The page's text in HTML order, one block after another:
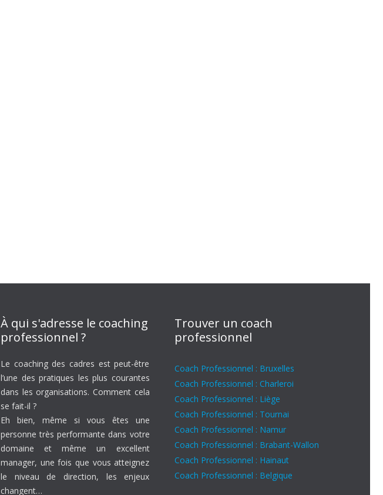
À qui s'adresse le coaching
professionnel ?
Le coaching des cadres est peut-être
l’une des pratiques les plus courantes
dans les organisations. Comment cela
se fait-il ?
Eh bien, même si vous êtes une
personne très performante dans votre
domaine et même un excellent
manager, une fois que vous atteignez
le niveau de direction, les enjeux
changent…
Trouver un coach
professionnel
Coach Professionnel : Bruxelles
Coach Professionnel : Charleroi
Coach Professionnel : Liège
Coach Professionnel : Tournai
Coach Professionnel : Namur
Coach Professionnel : Brabant-Wallon
Coach Professionnel : Hainaut
Coach Professionnel : Belgique